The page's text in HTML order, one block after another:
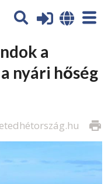
a
nyári hőség
print